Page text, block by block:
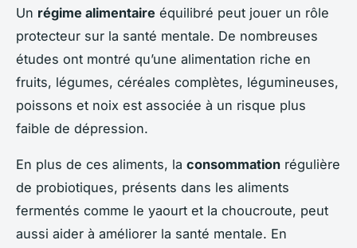
Un régime alimentaire équilibré peut jouer un rôle
protecteur sur la santé mentale. De nombreuses
études ont montré qu’une alimentation riche en
fruits, légumes, céréales complètes, légumineuses,
poissons et noix est associée à un risque plus
faible de dépression.
En plus de ces aliments, la consommation régulière
de probiotiques, présents dans les aliments
fermentés comme le yaourt et la choucroute, peut
aussi aider à améliorer la santé mentale. En